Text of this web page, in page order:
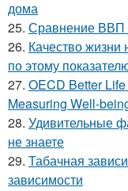
дома
25. Сравнение ВВП
26. Качество жизни
по этому
27. OECD Better
Measuring Well-
28. Удивительные
не знаете
29. Табачная
зависимости